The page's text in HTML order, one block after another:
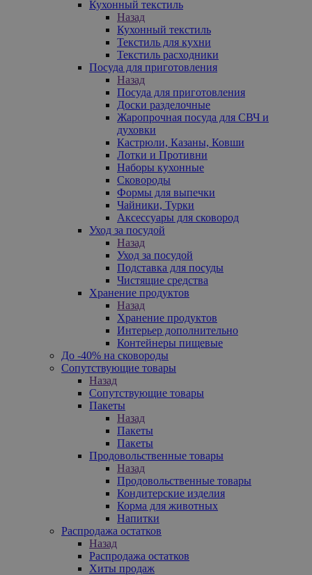
Кухонный текстиль
Назад
Кухонный текстиль
Текстиль для кухни
Текстиль расходники
Посуда для приготовления
Назад
Посуда для приготовления
Доски разделочные
Жаропрочная посуда для СВЧ и
духовки
Кастрюли, Казаны, Ковши
Лотки и Противни
Наборы кухонные
Сковороды
Формы для выпечки
Чайники, Турки
Аксессуары для сковород
Уход за посудой
Назад
Уход за посудой
Подставка для посуды
Чистящие средства
Хранение продуктов
Назад
Хранение продуктов
Интерьер дополнительно
Контейнеры пищевые
До -40% на сковороды
Сопутствующие товары
Назад
Сопутствующие товары
Пакеты
Назад
Пакеты
Пакеты
Продовольственные товары
Назад
Продовольственные товары
Кондитерские изделия
Корма для животных
Напитки
Распродажа остатков
Назад
Распродажа остатков
Хиты продаж